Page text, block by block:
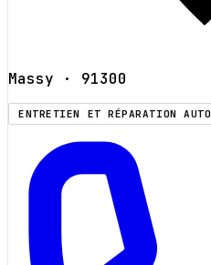
Massy · 91300
ENTRETIEN ET RÉPARATION AUTO